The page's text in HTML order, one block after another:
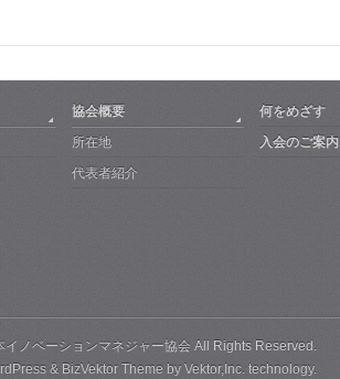
協会概要
所在地
代表者紹介
何をめざす
入会のご案内
イノベーションマネジャー協会 All Rights Reserved.
& BizVektor Theme by Vektor,Inc. technology.